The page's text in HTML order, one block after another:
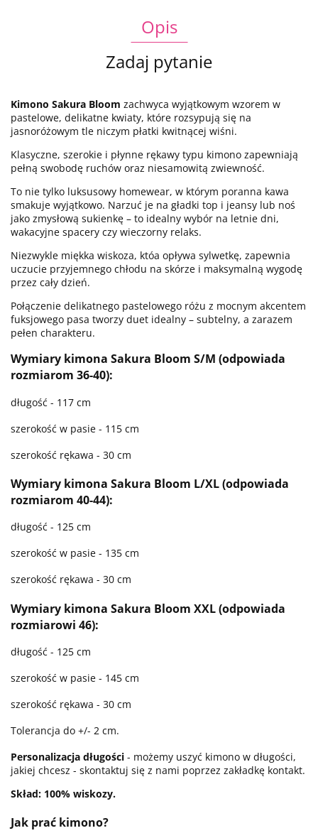
Opis
Zadaj pytanie
Kimono Sakura Bloom zachwyca wyjątkowym wzorem w
pastelowe, delikatne kwiaty, które rozsypują się na
jasnoróżowym tle niczym płatki kwitnącej wiśni.
Klasyczne, szerokie i płynne rękawy typu kimono zapewniają
pełną swobodę ruchów oraz niesamowitą zwiewność.
To nie tylko luksusowy homewear, w którym poranna kawa
smakuje wyjątkowo. Narzuć je na gładki top i jeansy lub noś
jako zmysłową sukienkę – to idealny wybór na letnie dni,
wakacyjne spacery czy wieczorny relaks.
Niezwykle miękka wiskoza, któa opływa sylwetkę, zapewnia
uczucie przyjemnego chłodu na skórze i maksymalną wygodę
przez cały dzień.
Połączenie delikatnego pastelowego różu z mocnym akcentem
fuksjowego pasa tworzy duet idealny – subtelny, a zarazem
pełen charakteru.
Wymiary kimona Sakura Bloom S/M (odpowiada
rozmiarom 36-40):
długość - 117 cm
szerokość w pasie - 115 cm
szerokość rękawa - 30 cm
Wymiary kimona Sakura Bloom L/XL (odpowiada
rozmiarom 40-44):
długość - 125 cm
szerokość w pasie - 135 cm
szerokość rękawa - 30 cm
Wymiary kimona Sakura Bloom XXL (odpowiada
rozmiarowi 46):
długość - 125 cm
szerokość w pasie - 145 cm
szerokość rękawa - 30 cm
Tolerancja do +/- 2 cm.
Personalizacja długości - możemy uszyć kimono w długości,
jakiej chcesz - skontaktuj się z nami poprzez zakładkę kontakt.
Skład: 100% wiskozy.
Jak prać kimono?